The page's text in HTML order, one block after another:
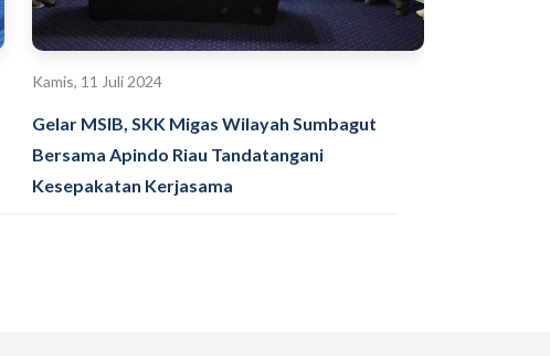
Kamis, 11 Juli 2024
Gelar MSIB, SKK Migas Wilayah Sumbagut
Bersama Apindo Riau Tandatangani
Kesepakatan Kerjasama